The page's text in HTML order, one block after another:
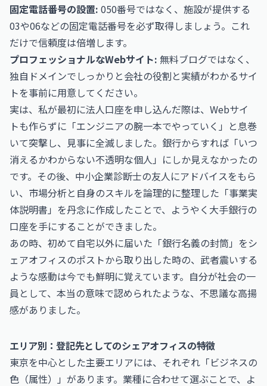
固定電話番号の設置: 050番号ではなく、施設が提供する
03や06などの固定電話番号を必ず取得しましょう。これ
だけで信頼度は倍増します。
プロフェッショナルなWebサイト: 無料ブログではなく、
独自ドメインでしっかりと会社の役割と実績がわかるサイ
トを事前に用意してください。
実は、私が最初に法人口座を申し込んだ際は、Webサイ
トも作らずに「エンジニアの腕一本でやっていく」と息巻
いて突撃し、見事に全滅しました。銀行からすれば「いつ
消えるかわからない不透明な個人」にしか見えなかったの
です。その後、 中小企業診断士の友人にアドバイスをもら
い、市場分析と自身のスキルを論理的に整理した「事業実
体説明書」を丹念に作成したことで、ようやく大手銀行の
口座を手にすることができました。
あの時、初めて自宅以外に届いた「銀行名義の封筒」をシ
ェアオフィスのポストから取り出した時の、武者震いする
ような感動は今でも鮮明に覚えています。自分が社会の一
員として、本当の意味で認められたような、不思議な高揚
感がありました。
エリア別：登記先としてのシェアオフィスの特徴
東京を中心とした主要エリアには、それぞれ「ビジネスの
色（属性）」があります。業種に合わせて選ぶことで、よ